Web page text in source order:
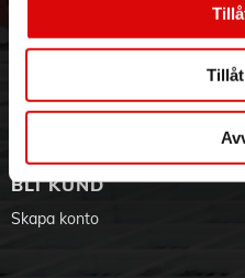
- L x B x H (cm) 50.6
Visselblåsning
Aktuellt på Order
BLI KUND
Skapa konto